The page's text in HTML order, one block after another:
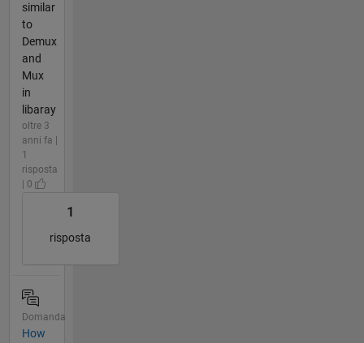
similar
to
Demux
and
Mux
in
libaray
oltre 3
anni fa |
1
risposta
| 0
1
risposta
Domanda
How